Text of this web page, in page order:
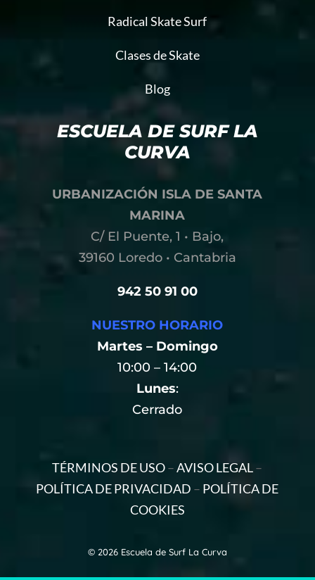
Radical Skate Surf
Clases de Skate
Blog
ESCUELA DE SURF LA
CURVA
URBANIZACIÓN ISLA DE SANTA
MARINA
C/ El Puente, 1 • Bajo,
39160 Loredo • Cantabria
942 50 91 00
NUESTRO HORARIO
Martes – Domingo
10:00 – 14:00
Lunes:
Cerrado
TÉRMINOS DE USO–AVISO LEGAL–
POLÍTICA DE PRIVACIDAD – POLÍTICA DE
COOKIES
© 2026 Escuela de Surf La Curva